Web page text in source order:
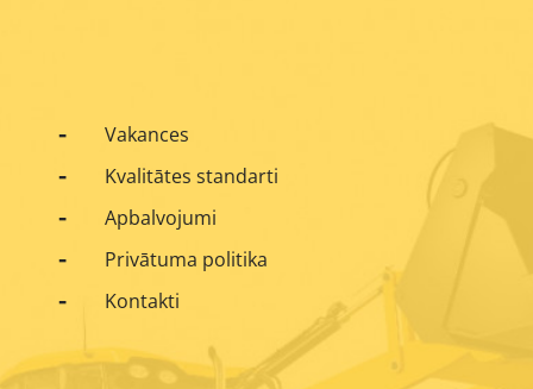
Vakances
Kvalitātes standarti
Apbalvojumi
Privātuma politika
Kontakti